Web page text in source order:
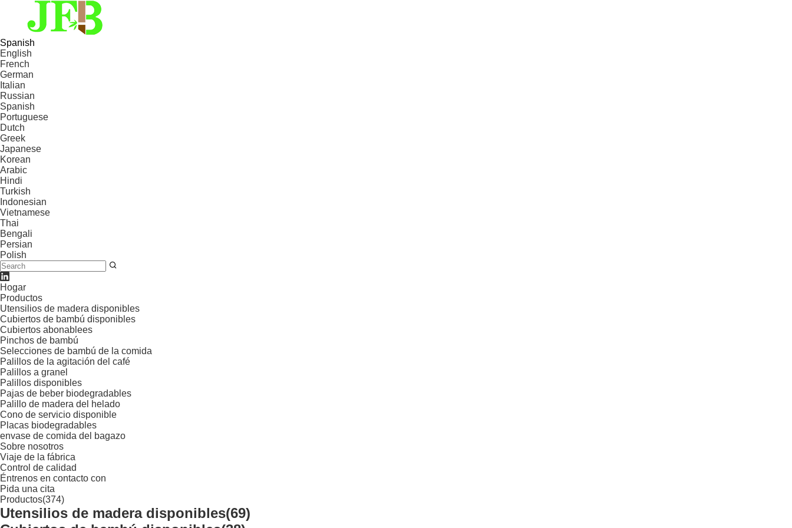
Spanish
English
French
German
Italian
Russian
Spanish
Portuguese
Dutch
Greek
Japanese
Korean
Arabic
Hindi
Turkish
Indonesian
Vietnamese
Thai
Bengali
Persian
Polish
Hogar
Productos
Utensilios de madera disponibles
Cubiertos de bambú disponibles
Cubiertos abonablees
Pinchos de bambú
Selecciones de bambú de la comida
Palillos de la agitación del café
Palillos a granel
Palillos disponibles
Pajas de beber biodegradables
Palillo de madera del helado
Cono de servicio disponible
Placas biodegradables
envase de comida del bagazo
Sobre nosotros
Viaje de la fábrica
Control de calidad
Éntrenos en contacto con
Pida una cita
Productos(374)
Utensilios de madera disponibles(69)